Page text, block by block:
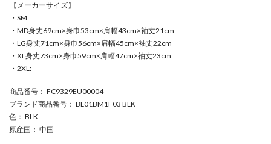
【メーカーサイズ】
・SM:
・MD身丈69cm×身巾53cm×肩幅43cm×袖丈21cm
・LG身丈71cm×身巾56cm×肩幅45cm×袖丈22cm
・XL身丈73cm×身巾59cm×肩幅47cm×袖丈23cm
・2XL:
商品番号 ： FC9329EU00004
ブランド商品番号 ： BL01BM1F03 BLK
色 ： BLK
原産国 ： 中国